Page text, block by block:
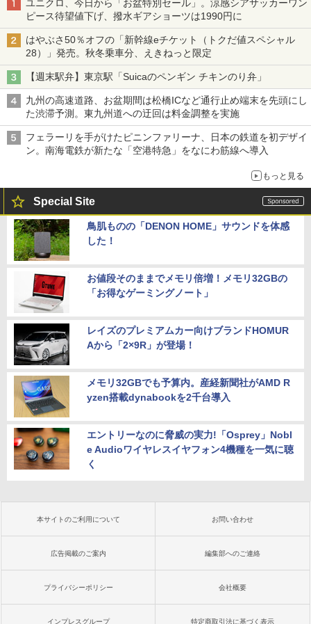
ユニクロ、今日から「お盆特別セール」。涼感シアサッカーワン
ピース待望値下げ、撥水ギアショーツは1990円に
はやぶさ50％オフの「新幹線eチケット（トクだ値スペシャル
28）」発売。秋冬乗車分、えきねっと限定
【週末駅弁】東京駅「Suicaのペンギン チキンのり弁」
九州の高速道路、お盆期間は松橋ICなど通行止め端末を先頭にし
た渋滞予測。東九州道への迂回は料金調整を実施
フェラーリを手がけたピニンファリーナ、日本の鉄道を初デザイ
ン。南海電鉄が新たな「空港特急」をなにわ筋線へ導入
もっと見る
Special Site
鳥肌ものの「DENON HOME」サウンドを体感
した！
お値段そのままでメモリ倍増！メモリ32GBの
「お得なゲーミングノート」
レイズのプレミアムカー向けブランドHOMUR
Aから「2×9R」が登場！
メモリ32GBでも予算内。産経新聞社がAMD R
yzen搭載dynabookを2千台導入
エントリーなのに脅威の実力!「Osprey」Nobl
e Audioワイヤレスイヤフォン4機種を一気に聴
く
本サイトのご利用について お問い合わせ
広告掲載のご案内 編集部へのご連絡
プライバシーポリシー 会社概要
インプレスグループ 特定商取引法に基づく表示